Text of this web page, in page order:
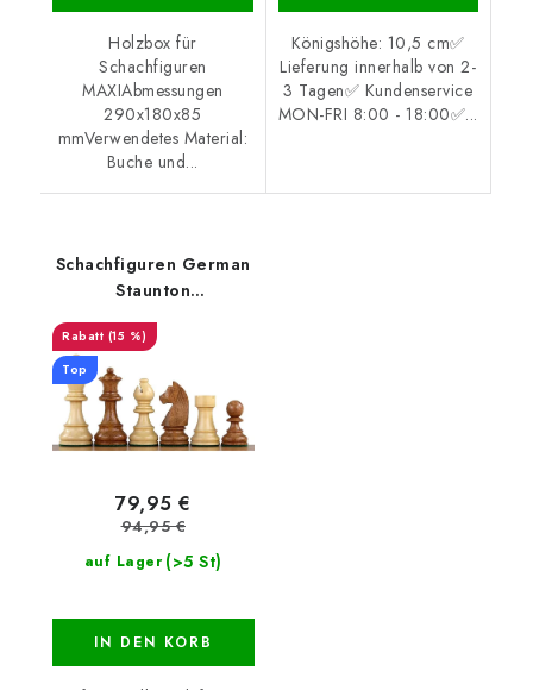
Holzbox für
Schachfiguren
MAXIAbmessungen
290x180x85
mmVerwendetes Material:
Buche und...
Königshöhe: 10,5 cm✅
Lieferung innerhalb von 2-
3 Tagen✅ Kundenservice
MON-FRI 8:00 - 18:00✅...
Schachfiguren German
Staunton
Akazienholz
(15 %)
Top
auf Lager (>5 St)
79,95 €
94,95 €
IN DEN KORB